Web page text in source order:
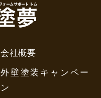
会社概要
外壁塗装キャンペー
ン